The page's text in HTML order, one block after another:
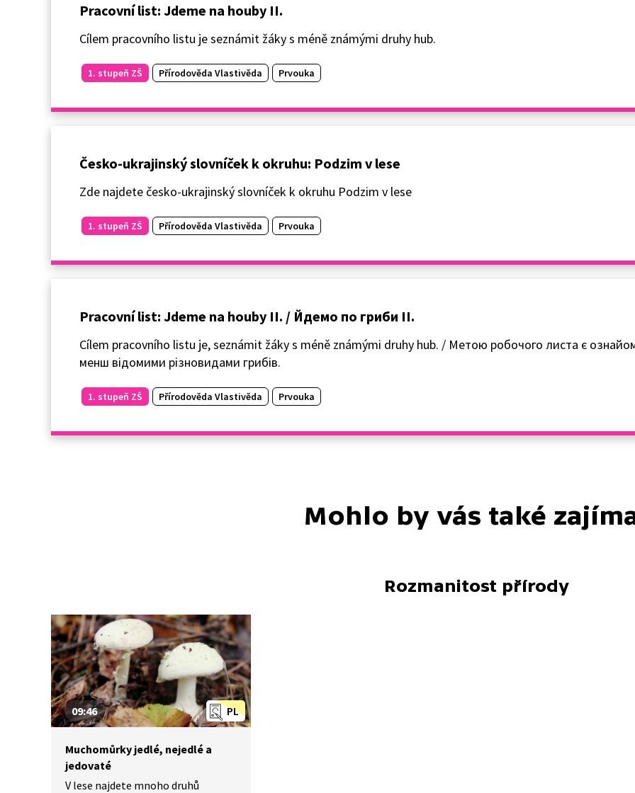
Pracovní list: Jdeme na houby II.
Cílem pracovního listu je seznámit žáky s méně známými druhy hub.
1. stupeň ZŠ Přírodověda Vlastivěda Prvouka
Česko-ukrajinský slovníček k okruhu: Podzim v lese
Zde najdete česko-ukrajinský slovníček k okruhu Podzim v lese
1. stupeň ZŠ Přírodověda Vlastivěda Prvouka
Pracovní list: Jdeme na houby II. / Йдемо по гриби II.
Cílem pracovního listu je, seznámit žáky s méně známými druhy hub. / Метою робочого листа є
менш відомими різновидами грибів.
1. stupeň ZŠ Přírodověda Vlastivěda Prvouka
Mohlo by vás také
Rozmanitost přírody
PL
09:46
Muchomůrky jedlé, nejedlé a
jedovaté
V lese najdete mnoho druhů